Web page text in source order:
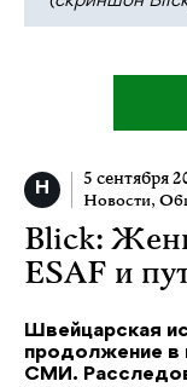
5 сентября
Новости,
Blick:
ESAF и
Швейцарская
продолжение в
СМИ.